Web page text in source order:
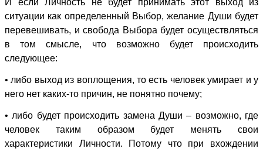
И если Личность не будет принимать этот выход из
ситуации как определенный Выбор, желание Души будет
перевешивать, и свобода Выбора будет осуществляться
в том смысле, что возможно будет происходить
следующее:
• либо выход из воплощения, то есть человек умирает и у
него нет каких-то причин, не понятно почему;
• либо будет происходить замена Души – возможно, где
человек таким образом будет менять свои
характеристики Личности. Потому что при вхождении